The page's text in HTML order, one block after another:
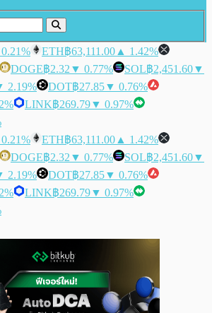
ETH฿63,111.00 ▲ 1.42%
DOGE฿2.32 ▼ 0.77% SOL฿2,451.60▼
2.19% DOT฿27.85▼ 0.76%
LINK฿269.79▼ 0.97%
ETH฿63,111.00 ▲ 1.42%
DOGE฿2.32 ▼ 0.77% SOL฿2,451.60▼
2.19% DOT฿27.85▼ 0.76%
LINK฿269.79▼ 0.97%